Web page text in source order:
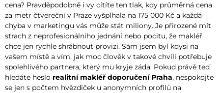
cena? Pravděpodobně i vy cítíte ten tlak, kdy průměrná cena
za metr čtvereční v Praze vyšplhala na 175 000 Kč a každá
chyba v marketingu vás může stát miliony. Je přirozené mít
strach z neprofesionálního jednání nebo pocitu, že makléř
chce jen rychle shrábnout provizi. Sám jsem byl kdysi na
vašem místě a vím, jak moc člověk v takové chvíli potřebuje
spolehlivého partnera, který mu kryje záda. Pokud právě teď
hledáte heslo realitní makléř doporučení Praha, nespokojte
se jen s počtem hvězdiček u anonymních profilů na